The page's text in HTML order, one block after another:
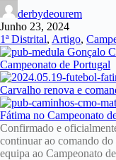
derbydeourem
Junho 23, 2024
1ª Distrital, Artigo,
Confirmado e
continuar ao comando
equipa ao Campeonato